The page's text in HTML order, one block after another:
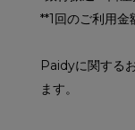
**1回のご利用
Paidyに関する
ます。